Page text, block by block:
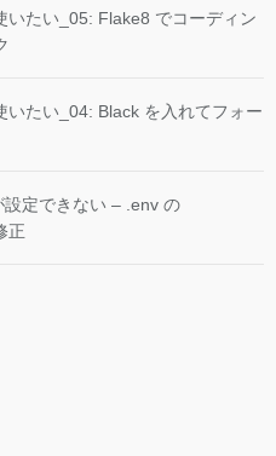
いたい_05: Flake8 でコーディン
いたい_04: Black を入れてフォー
定できない – .env の
正